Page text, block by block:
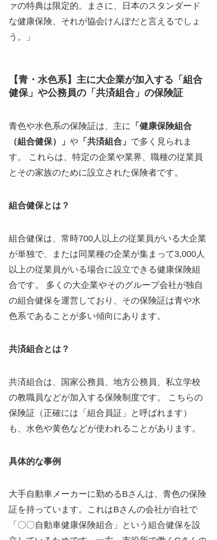
ァの特典は限定的。まさに、日本のスタンダード
な健康保険、それが協会けんぽだと言えるでしょ
う。」
【青・水色系】主に大企業が加入する「組合
健保」や公務員の「共済組合」の保険証
青色や水色系の保険証は、主に 「健康保険組合
（組合健保）」 や 「共済組合」 で多く見られま
す。 これらは、特定の企業や業界、職種の従業員
とその家族のために設立された保険者です。
組合健保とは？
組合健保は、常時700人以上の従業員がいる大企業
が単独で、または同業種の企業が集まって3,000人
以上の従業員がいる場合に設立できる健康保険組
合です。 多くの大企業やそのグループ会社が独自
の組合健保を運営しており、その保険証は青や水
色系であることが多い傾向にあります。
共済組合とは？
共済組合は、国家公務員、地方公務員、私立学校
の教職員などが加入する保険制度です。 こちらの
保険証（正確には「組合員証」と呼ばれます）
も、水色や黄色などが使われることがあります。
具体的な事例
大手自動車メーカーに勤めるBさんは、青色の保険
証を持っています。これはBさんの会社が自社で
「〇〇自動車健康保険組合」という組合健保を設